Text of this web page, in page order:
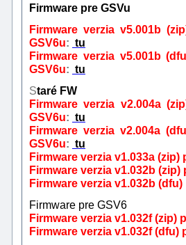
Firmware pre GSVu
Firmware verzia v5.001b
GSV6u: tu
Firmware verzia v5.001b
GSV6u: tu
Staré FW
Firmware verzia v2.004a
GSV6u: tu
Firmware verzia v2.004a
GSV6u: tu
Firmware verzia v1.033a (zip)
Firmware verzia v1.032b (zip)
Firmware verzia v1.032b (dfu)
Firmware pre GSV6
Firmware verzia v1.032f(zip)
Firmware verzia v1.032f (dfu)